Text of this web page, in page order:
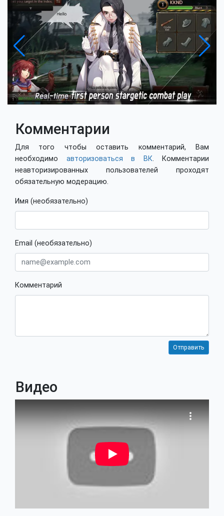
Комментарии
Для того чтобы оставить комментарий, Вам
необходимо авторизоваться в ВК. Комментарии
неавторизированных пользователей проходят
обязательную модерацию.
Имя (необязательно)
Email (необязательно)
Комментарий
Видео